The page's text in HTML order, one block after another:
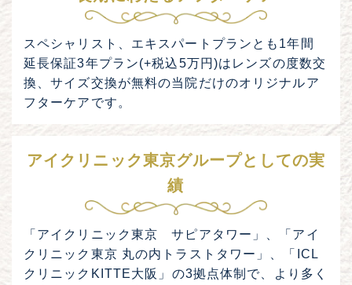
スペシャリスト、エキスパートプランとも1年間
延長保証3年プラン(+税込5万円)はレンズの度数交
換、サイズ交換が無料の当院だけのオリジナルア
フターケアです。
アイクリニック東京グループとしての実
績
「アイクリニック東京 サピアタワー」、「アイ
クリニック東京 丸の内トラストタワー」、「ICL
クリニックKITTE大阪」の3拠点体制で、より多く